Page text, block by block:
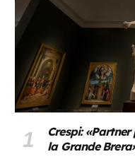
Crespi:
la Grande